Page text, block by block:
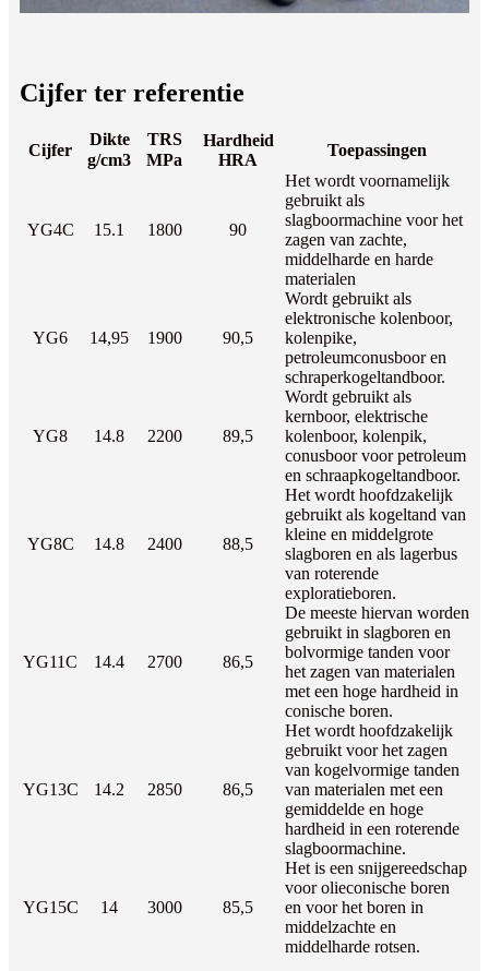
Cijfer ter referentie
Cijfer
Dikte TRS
Hardheid
HRA
Toepassingen
g/cm3 MPa
YG4C 15.1 1800 90
Het wordt voornamelijk
gebruikt als
slagboormachine voor het
zagen van zachte,
middelharde en harde
materialen
YG6 14,95 1900 90,5
Wordt gebruikt als
elektronische kolenboor,
kolenpike,
petroleumconusboor en
schraperkogeltandboor.
YG8 14.8 2200 89,5
Wordt gebruikt als
kernboor, elektrische
kolenboor, kolenpik,
conusboor voor petroleum
en schraapkogeltandboor.
YG8C 14.8 2400 88,5
Het wordt hoofdzakelijk
gebruikt als kogeltand van
kleine en middelgrote
slagboren en als lagerbus
van roterende
exploratieboren.
YG11C 14.4 2700 86,5
De meeste hiervan worden
gebruikt in slagboren en
bolvormige tanden voor
het zagen van materialen
met een hoge hardheid in
conische boren.
YG13C 14.2 2850 86,5
Het wordt hoofdzakelijk
gebruikt voor het zagen
van kogelvormige tanden
van materialen met een
gemiddelde en hoge
hardheid in een roterende
slagboormachine.
YG15C 14 3000 85,5
Het is een snijgereedschap
voor olieconische boren
en voor het boren in
middelzachte en
middelharde rotsen.